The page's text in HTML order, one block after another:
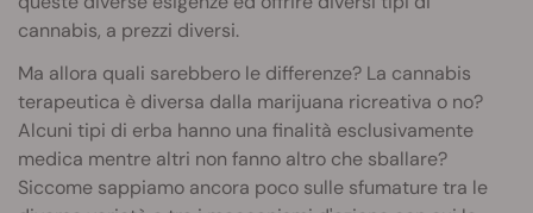
cannabis, a prezzi diversi.
Ma allora quali sarebbero le differenze? La cannabis
terapeutica è diversa dalla marijuana ricreativa o no?
Alcuni tipi di erba hanno una finalità esclusivamente
medica mentre altri non fanno altro che sballare?
Siccome sappiamo ancora poco sulle sfumature tra le